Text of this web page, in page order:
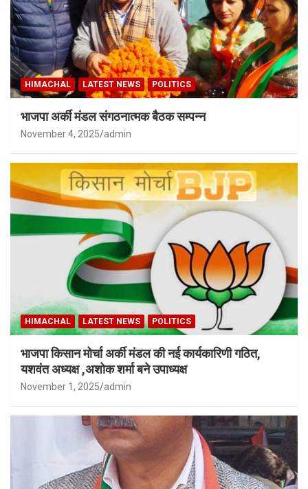
HIMACHAL LATEST NEWS POLITICS
भाजपा अर्की मंडल संगठनात्मक बैठक सम्पन्न
November 4, 2025 admin
HIMACHAL LATEST NEWS POLITICS
भाजपा किसान मोर्चा अर्की मंडल की नई कार्यकारिणी गठित,
यशवंत अध्यक्ष ,अशोक शर्मा बने उपाध्यक्ष
November 1, 2025 admin